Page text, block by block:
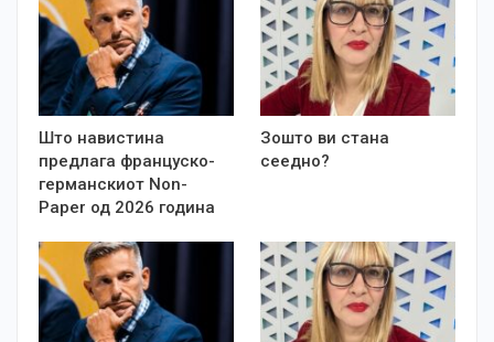
Што навистина
предлага француско-
германскиот Non-
Paper од 2026 година
Зошто ви стана
сеедно?